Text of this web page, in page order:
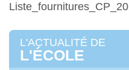
L'ACTUALITÉ DE
L'ÉCOLE